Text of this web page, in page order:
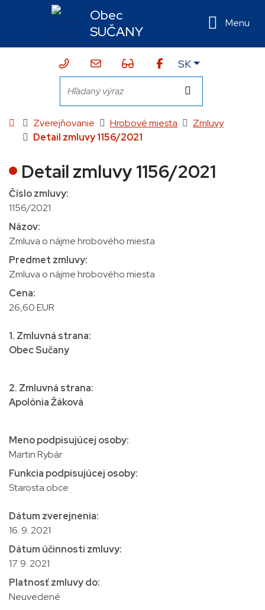
Obec
SUČANY
Menu
043/424 10 10sekretariat@sucany.sk
Zjednodušená verzia webu
SKSlovensky
Hľadaný výraz Hľadať
Úvodná stránka
Zverejňovanie Hrobové miesta
Zmluvy
Detail zmluvy 1156/2021
Detail zmluvy 1156/2021
Číslo zmluvy:
1156/2021
Názov:
Zmluva o nájme hrobového miesta
Predmet zmluvy:
Zmluva o nájme hrobového miesta
Cena:
26,60 EUR
1. Zmluvná strana:
Obec Sučany
2. Zmluvná strana:
Apolónia Žáková
Meno podpisujúcej osoby:
Martin Rybár
Funkcia podpisujúcej osoby:
Starosta obce
Dátum zverejnenia:
16. 9. 2021
Dátum účinnosti zmluvy:
17. 9. 2021
Platnosť zmluvy do:
Neuvedené